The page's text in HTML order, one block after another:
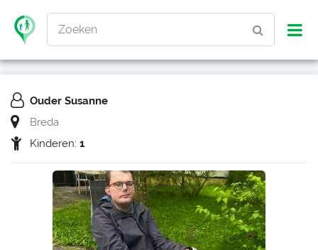
Zoeken
Ouder Susanne
Breda
Kinderen: 1